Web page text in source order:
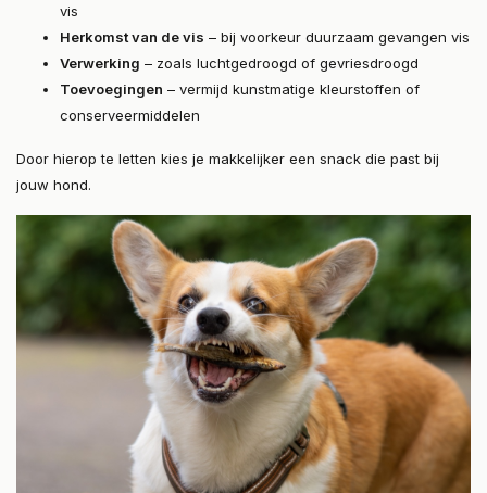
vis
Herkomst van de vis – bij voorkeur duurzaam gevangen vis
Verwerking – zoals luchtgedroogd of gevriesdroogd
Toevoegingen – vermijd kunstmatige kleurstoffen of
conserveermiddelen
Door hierop te letten kies je makkelijker een snack die past bij
jouw hond.